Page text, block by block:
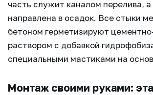
часть служит каналом перелива, а
направлена в осадок. Все стыки
бетоном герметизируют
раствором с добавкой
специальными мастиками на
Монтаж своими руками: